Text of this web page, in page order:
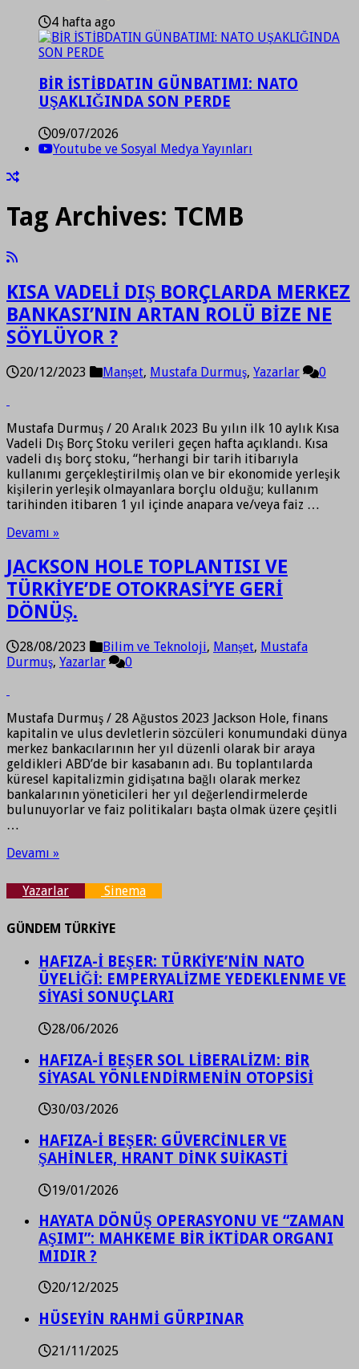
4 hafta ago
BİR İSTİBDATIN GÜNBATIMI: NATO
UŞAKLIĞINDA SON PERDE
09/07/2026
Youtube ve Sosyal Medya Yayınları
Tag Archives: TCMB
KISA VADELİ DIŞ BORÇLARDA MERKEZ
BANKASI’NIN ARTAN ROLÜ BİZE NE
SÖYLÜYOR ?
20/12/2023 Manşet, Mustafa Durmuş, Yazarlar 0
Mustafa Durmuş / 20 Aralık 2023 Bu yılın ilk 10 aylık Kısa
Vadeli Dış Borç Stoku verileri geçen hafta açıklandı. Kısa
vadeli dış borç stoku, “herhangi bir tarih itibarıyla
kullanımı gerçekleştirilmiş olan ve bir ekonomide yerleşik
kişilerin yerleşik olmayanlara borçlu olduğu; kullanım
tarihinden itibaren 1 yıl içinde anapara ve/veya faiz …
Devamı »
JACKSON HOLE TOPLANTISI VE
TÜRKİYE’DE OTOKRASİ’YE GERİ
DÖNÜŞ.
28/08/2023 Bilim ve Teknoloji, Manşet, Mustafa
Durmuş, Yazarlar 0
Mustafa Durmuş / 28 Ağustos 2023 Jackson Hole, finans
kapitalin ve ulus devletlerin sözcüleri konumundaki dünya
merkez bankacılarının her yıl düzenli olarak bir araya
geldikleri ABD’de bir kasabanın adı. Bu toplantılarda
küresel kapitalizmin gidişatına bağlı olarak merkez
bankalarının yöneticileri her yıl değerlendirmelerde
bulunuyorlar ve faiz politikaları başta olmak üzere çeşitli
…
Devamı »
Yazarlar Sinema
GÜNDEM TÜRKİYE
HAFIZA-İ BEŞER: TÜRKİYE’NİN NATO
ÜYELİĞİ: EMPERYALİZME YEDEKLENME VE
SİYASİ SONUÇLARI
28/06/2026
HAFIZA-İ BEŞER SOL LİBERALİZM: BİR
SİYASAL YÖNLENDİRMENİN OTOPSİSİ
30/03/2026
HAFIZA-İ BEŞER: GÜVERCİNLER VE
ŞAHİNLER, HRANT DİNK SUİKASTİ
19/01/2026
HAYATA DÖNÜŞ OPERASYONU VE “ZAMAN
AŞIMI”: MAHKEME BİR İKTİDAR ORGANI
MIDIR ?
20/12/2025
HÜSEYİN RAHMİ GÜRPINAR
21/11/2025